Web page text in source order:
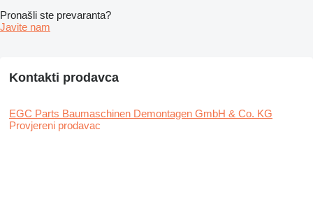
Pronašli ste prevaranta?
Javite nam
Kontakti prodavca
EGC Parts Baumaschinen Demontagen GmbH & Co. KG
Provjereni prodavac